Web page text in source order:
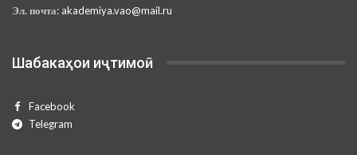
Эл. почта: akademiya.vao@mail.ru
Шабакаҳои иҷтимоӣ
Facebook
Telegram